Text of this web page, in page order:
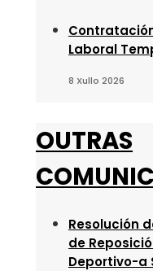
Laboral
8 Xullo 2026
OUTRAS
Resolución
de
Deportivo-a